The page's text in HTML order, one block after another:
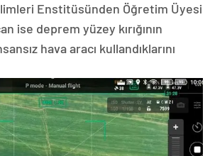
Enstitüsünden Öğretim Üyesi
ise deprem yüzey kırığının
hava aracı kullandıklarını